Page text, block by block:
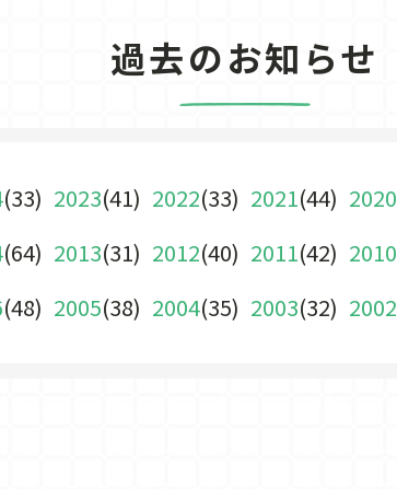
過去のお知らせ
(33) 2023(41) 2022(33) 2021(44) 2020
(64) 2013(31) 2012(40) 2011(42) 2010
(48) 2005(38) 2004(35) 2003(32) 2002